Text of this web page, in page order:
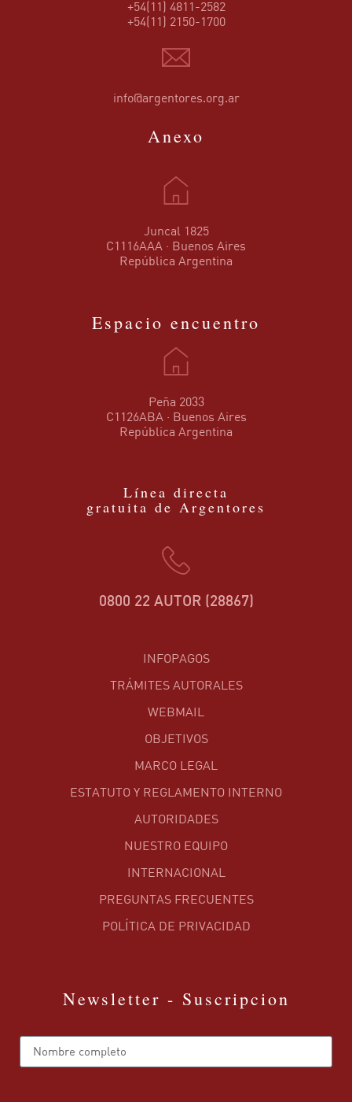
+54(11) 4811-2582
+54(11) 2150-1700
info@argentores.org.ar
Anexo
Juncal 1825
C1116AAA · Buenos Aires
República Argentina
Espacio encuentro
Peña 2033
C1126ABA · Buenos Aires
República Argentina
Línea directa
gratuita de Argentores
0800 22 AUTOR (28867)
INFOPAGOS
TRÁMITES AUTORALES
WEBMAIL
OBJETIVOS
MARCO LEGAL
ESTATUTO Y REGLAMENTO INTERNO
AUTORIDADES
NUESTRO EQUIPO
INTERNACIONAL
PREGUNTAS FRECUENTES
POLÍTICA DE PRIVACIDAD
Newsletter - Suscripcion